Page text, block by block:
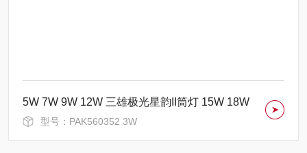
5W 7W 9W 12W 三雄极光星韵II筒灯 15W 18W
型号：PAK560352 3W